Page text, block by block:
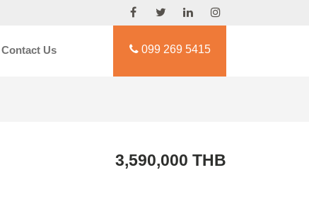
Contact Us 099 269 5415
3,590,000 THB